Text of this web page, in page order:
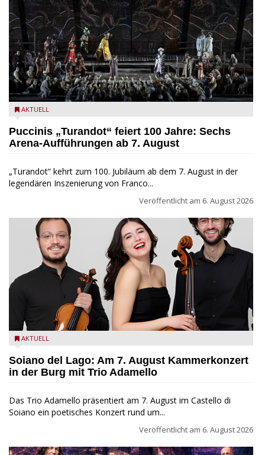
Turandot in der Arena von Verona - Ennevi für Fondazione
AKTUELL
Puccinis „Turandot“ feiert 100 Jahre: Sechs
Arena-Aufführungen ab 7. August
„Turandot“ kehrt zum 100. Jubiläum ab dem 7. August in der
legendären Inszenierung von Franco...
Veröffentlicht am 6. August 2026
Trio Adamello
AKTUELL
Soiano del Lago: Am 7. August Kammerkonzert
in der Burg mit Trio Adamello
Das Trio Adamello präsentiert am 7. August im Castello di
Soiano ein poetisches Konzert rund um...
Veröffentlicht am 6. August 2026